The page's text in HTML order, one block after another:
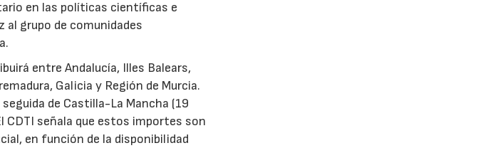
en las políticas científicas e
al grupo de comunidades
entre Andalucía, Illes Balears,
Galicia y Región de Murcia.
de Castilla-La Mancha (19
CDTI señala que estos importes son
en función de la disponibilidad